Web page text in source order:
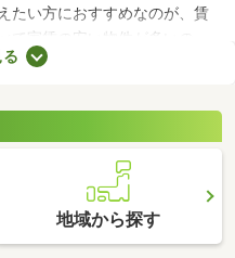
たい方におすすめなのが、賃
て家賃の安い物件が多いの
ここでは、おすすめの賃貸ア
地域から探す